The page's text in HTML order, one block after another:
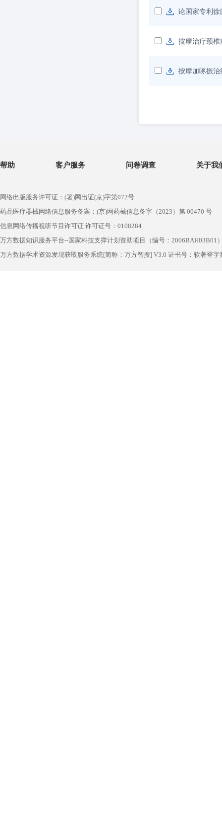
论国家专利徐
按摩治疗颈椎
按摩加啄振
帮助 客户服务 问卷调查 关于我
网络出版服务许可证：(署)网出证(京)字第072号
药品医疗器械网络信息服务备案：(京)网药械信息备字（2023）第 00470 号
信息网络传播视听节目许可证 许可证号：0108284
万方数据知识服务平台--国家科技支撑计划资助项目（编号：2006BAH03B01
万方数据学术资源发现获取服务系统[简称：万方智搜] V3.0 证书号：软著登字